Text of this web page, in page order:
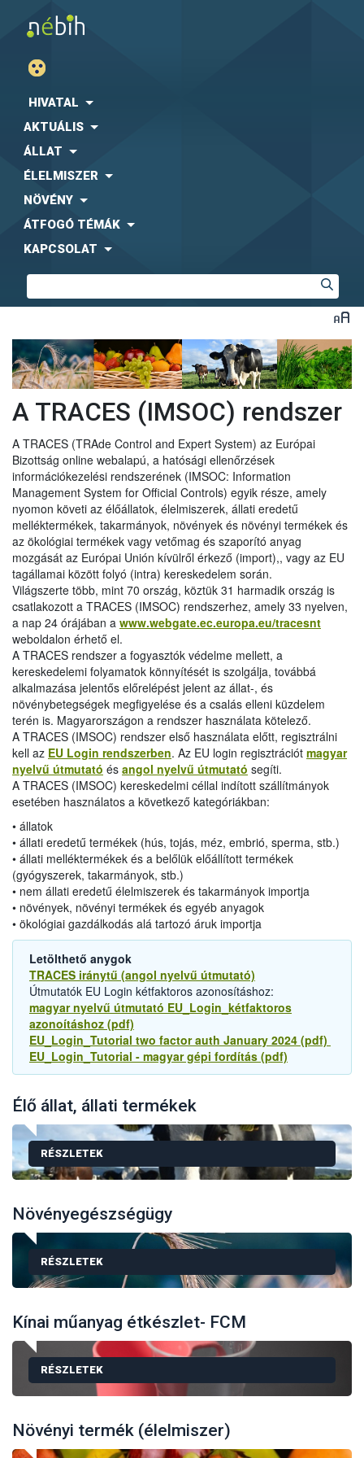
HIVATAL
AKTUÁLIS
ÁLLAT
ÉLELMISZER
NÖVÉNY
ÁTFOGÓ TÉMÁK
KAPCSOLAT
A TRACES (IMSOC) rendszer
A TRACES (TRAde Control and Expert System) az Európai
Bizottság online webalapú, a hatósági ellenőrzések
információkezelési rendszerének (IMSOC: Information
Management System for Official Controls) egyik része, amely
nyomon követi az élőállatok, élelmiszerek, állati eredetű
melléktermékek, takarmányok, növények és növényi termékek és
az ökológiai termékek vagy vetőmag és szaporító anyag
mozgását az Európai Unión kívülről érkező (import),, vagy az EU
tagállamai között folyó (intra) kereskedelem során.
Világszerte több, mint 70 ország, köztük 31 harmadik ország is
csatlakozott a TRACES (IMSOC) rendszerhez, amely 33 nyelven,
a nap 24 órájában a www.webgate.ec.europa.eu/tracesnt
weboldalon érhető el.
A TRACES rendszer a fogyasztók védelme mellett, a
kereskedelemi folyamatok könnyítését is szolgálja, továbbá
alkalmazása jelentős előrelépést jelent az állat-, és
növénybetegségek megfigyelése és a csalás elleni küzdelem
terén is. Magyarországon a rendszer használata kötelező.
A TRACES (IMSOC) rendszer első használata előtt, regisztrálni
kell az EU Login rendszerben. Az EU login regisztrációt magyar
nyelvű útmutató és angol nyelvű útmutató segíti.
A TRACES (IMSOC) kereskedelmi céllal indított szállítmányok
esetében használatos a következő kategóriákban:
• állatok
• állati eredetű termékek (hús, tojás, méz, embrió, sperma, stb.)
• állati melléktermékek és a belőlük előállított termékek
(gyógyszerek, takarmányok, stb.)
• nem állati eredetű élelmiszerek és takarmányok importja
• növények, növényi termékek és egyéb anyagok
• ökológiai gazdálkodás alá tartozó áruk importja
Letölthető anygok
TRACES iránytű (angol nyelvű útmutató)
Útmutatók EU Login kétfaktoros azonosításhoz:
magyar nyelvű útmutató EU_Login_kétfaktoros
azonoításhoz (pdf)
EU_Login_Tutorial two factor auth January 2024 (pdf)
EU_Login_Tutorial - magyar gépi fordítás (pdf)
Élő állat, állati termékek
RÉSZLETEK
Növényegészségügy
RÉSZLETEK
Kínai műanyag étkészlet- FCM
RÉSZLETEK
Növényi termék (élelmiszer)